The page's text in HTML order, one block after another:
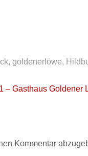
, goldenerlöwe,
– Gasthaus Goldener
Kommentar